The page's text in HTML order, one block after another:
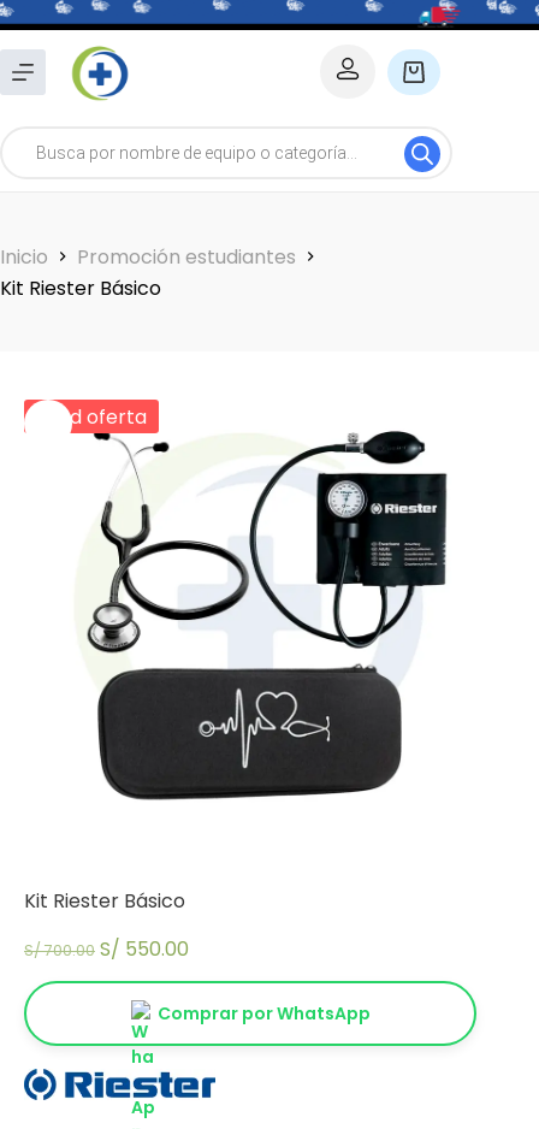
Saltar
al
contenido
Carro
compra
Inicio
Promoción estudiantes
Kit Riester Básico
Dmd oferta
Kit Riester Básico
S/700.00 El
precio
original
era:
S/ 700.00.
S/ 550.00
precio
actual
es:
Comprar por WhatsApp